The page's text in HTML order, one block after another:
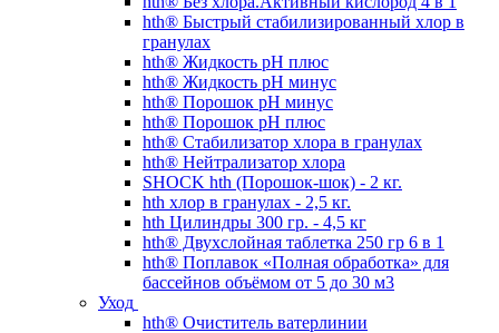
hth® Быстрый стабилизированный хлор в
гранулах
hth® Жидкость pH плюс
hth® Жидкость pH минус
hth® Порошок pH минус
hth® Порошок pH плюс
hth® Стабилизатор хлора в гранулах
hth® Нейтрализатор хлора
SHOCK hth (Порошок-шок) - 2 кг.
hth хлор в гранулах - 2,5 кг.
hth Цилиндры 300 гр. - 4,5 кг
hth® Двухслойная таблетка 250 гр 6 в 1
hth® Поплавок «Полная обработка» для
бассейнов объёмом от 5 до 30 м3
Уход
hth® Очиститель ватерлинии